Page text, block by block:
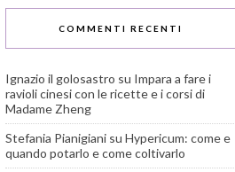
COMMENTI RECENTI
Ignazio il golosastro su Impara a fare i
ravioli cinesi con le ricette e i corsi di
Madame Zheng
Stefania Pianigiani su Hypericum: come e
quando potarlo e come coltivarlo